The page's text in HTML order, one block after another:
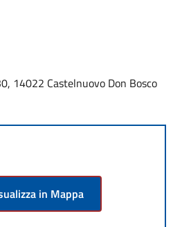
14022 Castelnuovo Don Bosco
in Mappa